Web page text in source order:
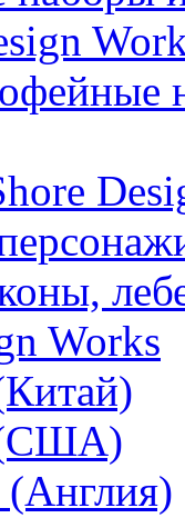
Works
(США)
(Англия)